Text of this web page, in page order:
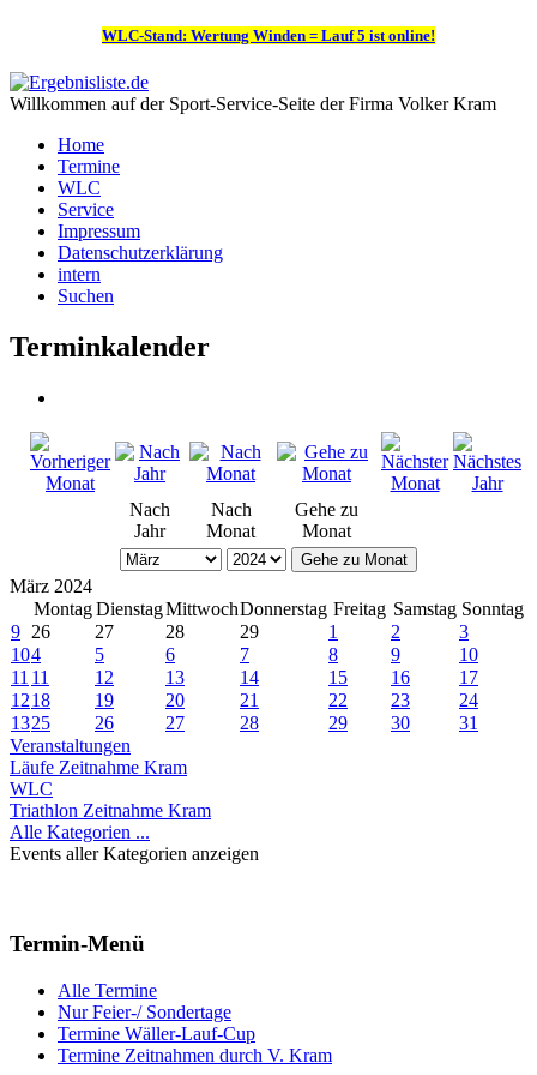
WLC-Stand: Wertung Winden = Lauf 5 ist online!
Willkommen auf der Sport-Service-Seite der Firma Volker Kram
Home
Termine
WLC
Service
Impressum
Datenschutzerklärung
intern
Suchen
Terminkalender
Nach
Jahr
Nach
Monat
Gehe zu
Monat
Gehe zu Monat
März 2024
Montag DienstagMittwochDonnerstag Freitag Samstag Sonntag
9 26 27 28 29 1 2
3
104 5 6 7 8 9
10
11 11 12 13 14 15 16
17
1218 19 20 21 22 23
24
1325 26 27 28 29 30
31
Veranstaltungen
Läufe Zeitnahme Kram
WLC
Triathlon Zeitnahme Kram
Alle Kategorien ...
Events aller Kategorien anzeigen
Termin-Menü
Alle Termine
Nur Feier-/ Sondertage
Termine Wäller-Lauf-Cup
Termine Zeitnahmen durch V. Kram